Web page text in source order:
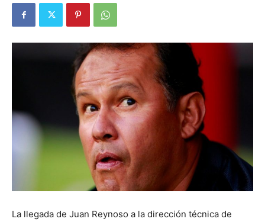
La llegada de Juan Reynoso a la dirección técnica de